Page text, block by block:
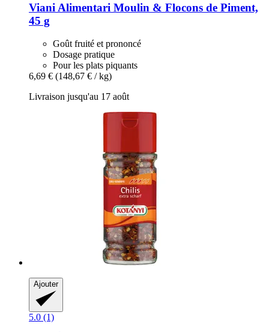
Viani Alimentari Moulin & Flocons de Piment,
45 g
Goût fruité et prononcé
Dosage pratique
Pour les plats piquants
6,69 € (148,67 € / kg)
Livraison jusqu'au 17 août
Ajouter
5.0 (1)